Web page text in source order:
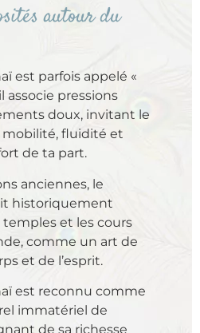
autour du
est parfois appelé «
associe pressions
doux, invitant le
mobilité, fluidité et
de ta part.
anciennes, le
historiquement
et les cours
comme un art de
et de l’esprit.
est reconnu comme
immatériel de
de sa richesse